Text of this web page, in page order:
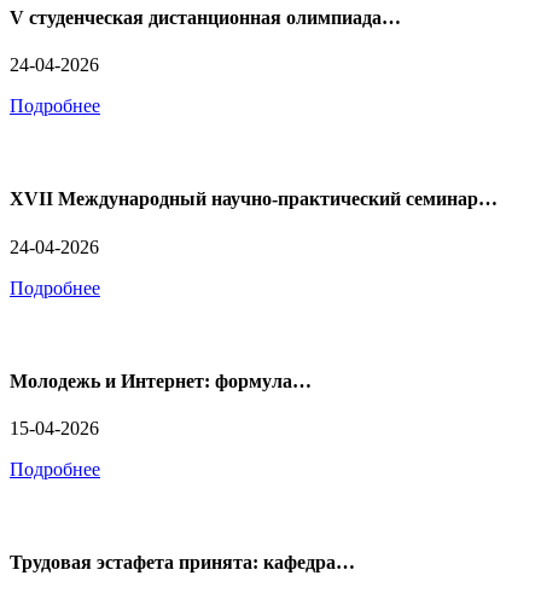
V студенческая дистанционная олимпиада…
24-04-2026
Подробнее
XVII Международный научно-практический семинар…
24-04-2026
Подробнее
Молодежь и Интернет: формула…
15-04-2026
Подробнее
Трудовая эстафета принята: кафедра…